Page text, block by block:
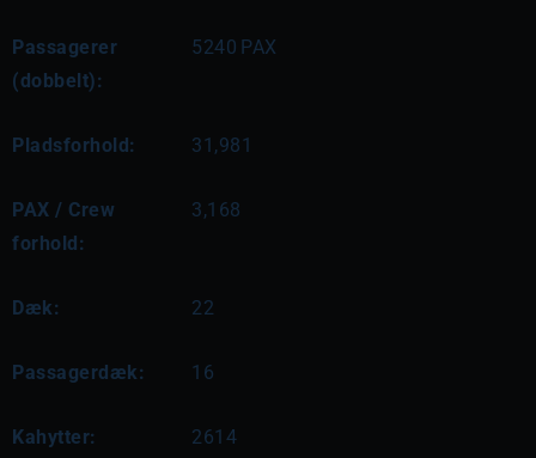
Passagerer
(dobbelt):
5240 PAX
Pladsforhold: 31,981
PAX / Crew
forhold:
3,168
Dæk: 22
Passagerdæk: 16
Kahytter: 2614